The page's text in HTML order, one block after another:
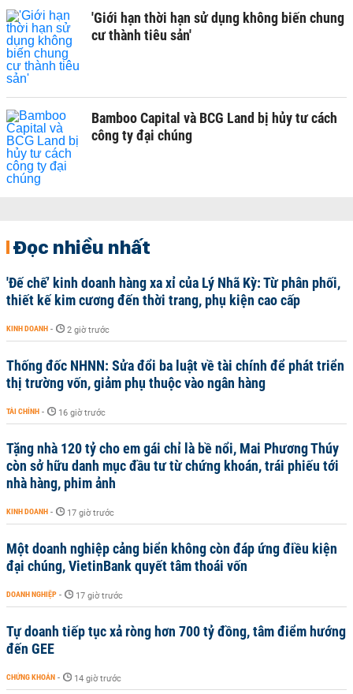
'Giới hạn thời hạn sử dụng không biến chung
cư thành tiêu sản'
Bamboo Capital và BCG Land bị hủy tư cách
công ty đại chúng
Đọc nhiều nhất
'Đế chế’ kinh doanh hàng xa xỉ của Lý Nhã Kỳ: Từ phân phối,
thiết kế kim cương đến thời trang, phụ kiện cao cấp
KINH DOANH - 2 giờ trước
Thống đốc NHNN: Sửa đổi ba luật về tài chính để phát triển
thị trường vốn, giảm phụ thuộc vào ngân hàng
TÀI CHÍNH - 16 giờ trước
Tặng nhà 120 tỷ cho em gái chỉ là bề nổi, Mai Phương Thúy
còn sở hữu danh mục đầu tư từ chứng khoán, trái phiếu tới
nhà hàng, phim ảnh
KINH DOANH - 17 giờ trước
Một doanh nghiệp cảng biển không còn đáp ứng điều kiện
đại chúng, VietinBank quyết tâm thoái vốn
DOANH NGHIỆP - 17 giờ trước
Tự doanh tiếp tục xả ròng hơn 700 tỷ đồng, tâm điểm hướng
đến GEE
CHỨNG KHOÁN - 14 giờ trước